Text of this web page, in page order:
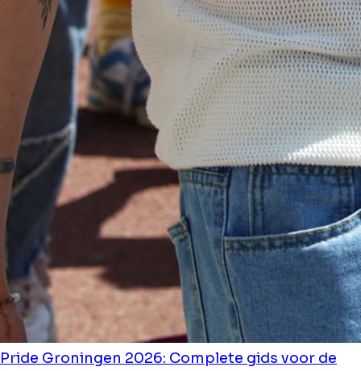
Pride Groningen 2026: Complete gids voor de